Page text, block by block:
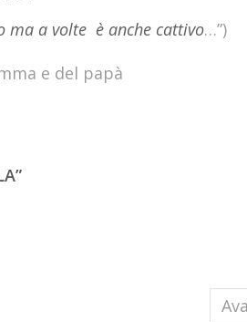
ma a volte è anche cattivo…”)
e del papà